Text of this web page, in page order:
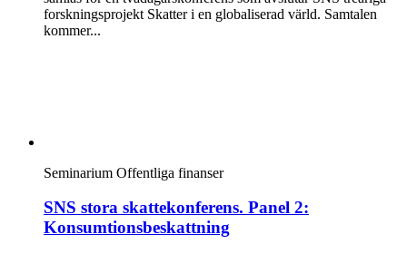
forskningsprojekt Skatter i en globaliserad värld. Samtalen
kommer...
Seminarium Offentliga finanser
SNS stora skattekonferens. Panel 2:
Konsumtionsbeskattning